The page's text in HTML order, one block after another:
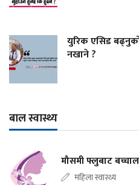
युरिक एसिड
नखाने ?
बाल स्वास्थ्य
मौसमी फ्लुबाट
महिला स्वास्थ्य